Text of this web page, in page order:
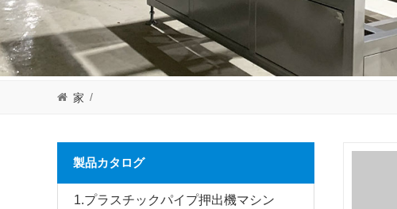
家 /
製品カタログ
1.プラスチックパイプ押出機マシン